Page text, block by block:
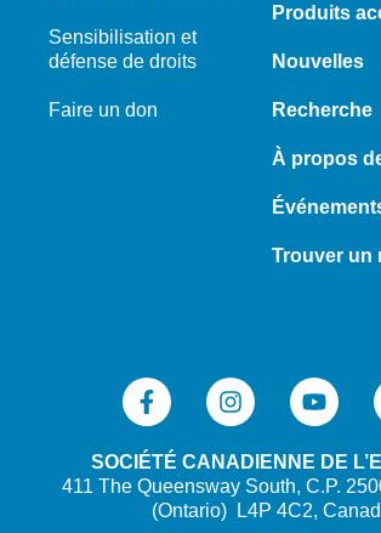
Sensibilisation et
défense de droits
Faire un don
Produits
Nouvelles
Recherche
À propos
Trouver un
SOCIÉTÉ CANADIENNE DE
411 The Queensway South, C.P.
(Ontario) L4P 4C2,